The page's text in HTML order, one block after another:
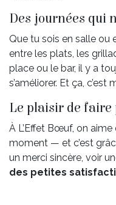
Des journées qui
Que tu sois en salle ou
entre les plats, les
place ou le bar, il y a
s’améliorer. Et ça, c’est
Le plaisir de
À L’Effet Bœuf, on
moment — et c’est
un merci sincère, voir
des petites